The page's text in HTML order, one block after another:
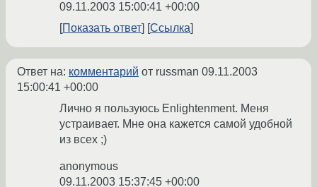
09.11.2003 15:00:41 +00:00
Показать ответ
Ссылка
Ответ на: комментарий от russman 09.11.2003
15:00:41 +00:00
Лично я пользуюсь Enlightenment. Меня
устраивает. Мне она кажется самой удобной
из всех ;)
anonymous
09.11.2003 15:37:45 +00:00